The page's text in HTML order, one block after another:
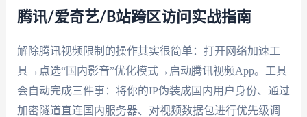
腾讯/爱奇艺/B站跨区访问实战指南
解除腾讯视频限制的操作其实很简单：打开网络加速工
具→点选“国内影音”优化模式→启动腾讯视频App。工具
会自动完成三件事：将你的IP伪装成国内用户身份、通过
加密隧道直连国内服务器、对视频数据包进行优先级调